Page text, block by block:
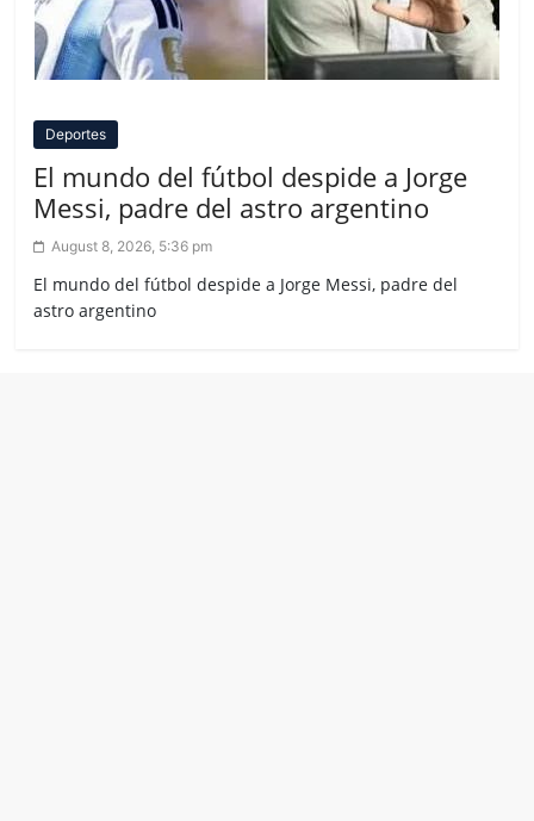
Deportes
El mundo del fútbol despide a Jorge
Messi, padre del astro argentino
August 8, 2026, 5:36 pm
El mundo del fútbol despide a Jorge Messi, padre del
astro argentino